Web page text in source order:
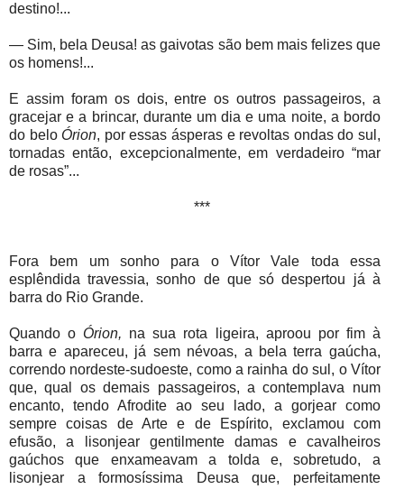
destino!...
— Sim, bela Deusa! as gaivotas são bem mais felizes que
os homens!...
E assim foram os dois, entre os outros passageiros, a
gracejar e a brincar, durante um dia e uma noite, a bordo
do belo Órion, por essas ásperas e revoltas ondas do sul,
tornadas então, excepcionalmente, em verdadeiro “mar
de rosas”...
***
Fora bem um sonho para o Vítor Vale toda essa
esplêndida travessia, sonho de que só despertou já à
barra do Rio Grande.
Quando o Órion, na sua rota ligeira, aproou por fim à
barra e apareceu, já sem névoas, a bela terra gaúcha,
correndo nordeste-sudoeste, como a rainha do sul, o Vítor
que, qual os demais passageiros, a contemplava num
encanto, tendo Afrodite ao seu lado, a gorjear como
sempre coisas de Arte e de Espírito, exclamou com
efusão, a lisonjear gentilmente damas e cavalheiros
gaúchos que enxameavam a tolda e, sobretudo, a
lisonjear a formosíssima Deusa que, perfeitamente